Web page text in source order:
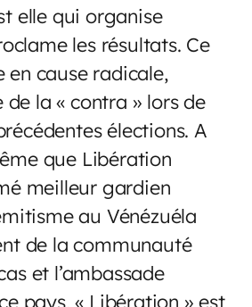
elle qui organise
les résultats. Ce
en cause radicale,
de la « contra » lors de
élections. A
que Libération
meilleur gardien
au Vénézuéla
de la communauté
et l’ambassade
pays, « Libération » est